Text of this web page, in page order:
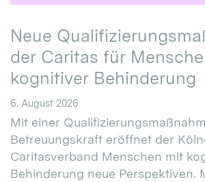
Neue
der Caritas für
kognitiver Behinderung
6. August 2026
Mit einer
Betreuungskraft eröffnet der
Caritasverband Menschen mit
Behinderung neue Perspektiven.